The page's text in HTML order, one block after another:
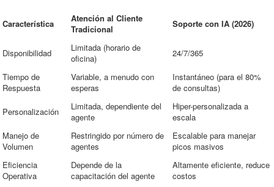
Característica
Atención al Cliente
Tradicional
Soporte con IA (2026)
Disponibilidad
Limitada (horario de
oficina)
24/7/365
Tiempo de
Respuesta
Variable, a menudo con
esperas
Instantáneo (para el 80%
de consultas)
Personalización
Limitada, dependiente del
agente
Hiper-personalizada a
escala
Manejo de
Volumen
Restringido por número de
agentes
Escalable para manejar
picos masivos
Eficiencia
Operativa
Depende de la
capacitación del agente
Altamente eficiente, reduce
costos